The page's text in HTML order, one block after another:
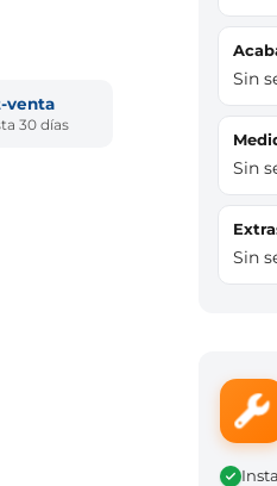
venta
30 días
Sin
Sin
Sin